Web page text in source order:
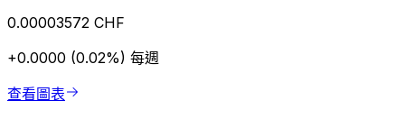
0.00003572 CHF
+0.0000 (0.02%) 每週
查看圖表